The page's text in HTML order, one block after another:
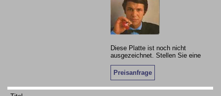
Diese Platte ist noch nicht
ausgezeichnet. Stellen Sie eine
Preisanfrage